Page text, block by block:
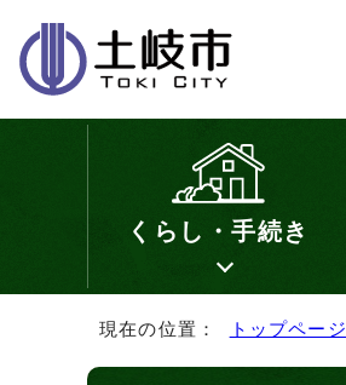
くらし・手続き
現在の位置： トップページ